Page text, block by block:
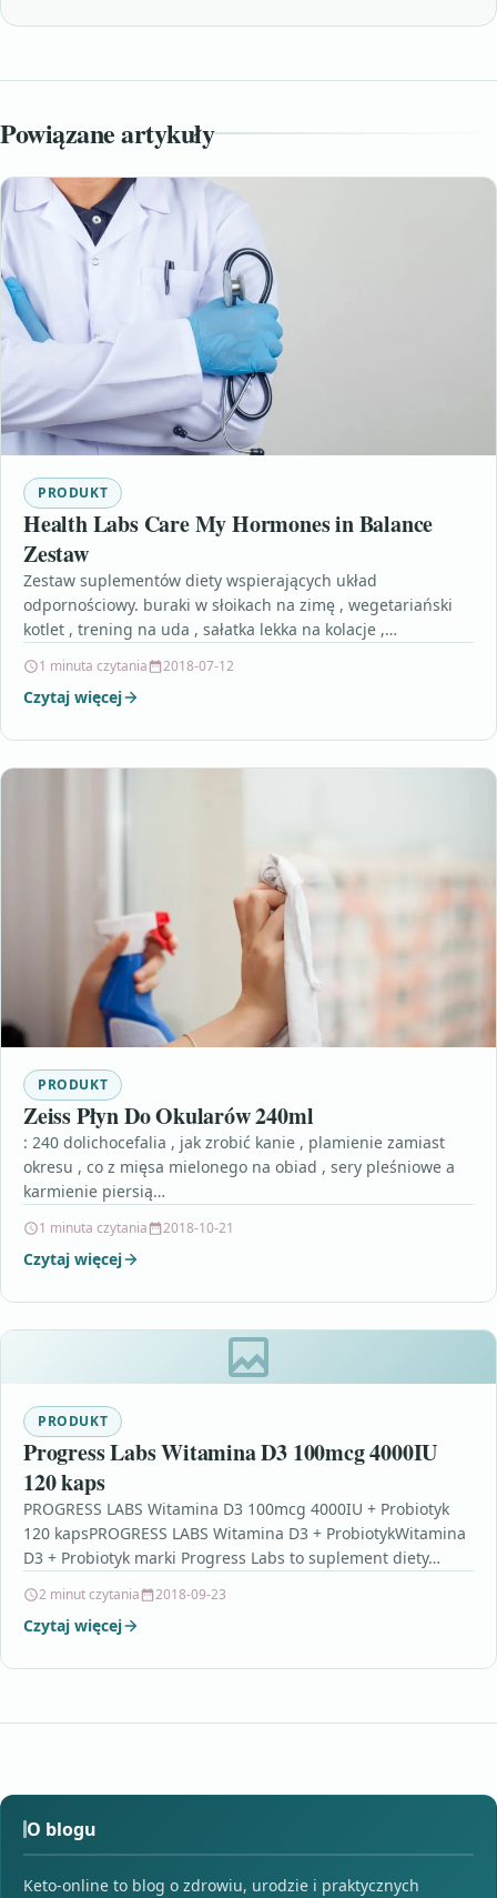
Powiązane artykuły
PRODUKT
Health Labs Care My Hormones in Balance
Zestaw
Zestaw suplementów diety wspierających układ
odpornościowy. buraki w słoikach na zimę , wegetariański
kotlet , trening na uda , sałatka lekka na kolacje ,…
1 minuta czytania 2018-07-12
Czytaj więcej
PRODUKT
Zeiss Płyn Do Okularów 240ml
: 240 dolichocefalia , jak zrobić kanie , plamienie zamiast
okresu , co z mięsa mielonego na obiad , sery pleśniowe a
karmienie piersią…
1 minuta czytania 2018-10-21
Czytaj więcej
PRODUKT
Progress Labs Witamina D3 100mcg 4000IU
120 kaps
PROGRESS LABS Witamina D3 100mcg 4000IU + Probiotyk
120 kapsPROGRESS LABS Witamina D3 + ProbiotykWitamina
D3 + Probiotyk marki Progress Labs to suplement diety…
2 minut czytania 2018-09-23
Czytaj więcej
O blogu
Keto-online to blog o zdrowiu, urodzie i praktycznych